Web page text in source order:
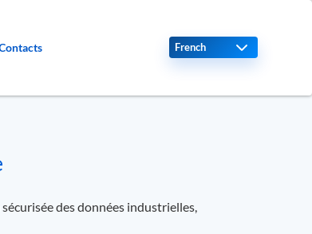
des données industrielles,